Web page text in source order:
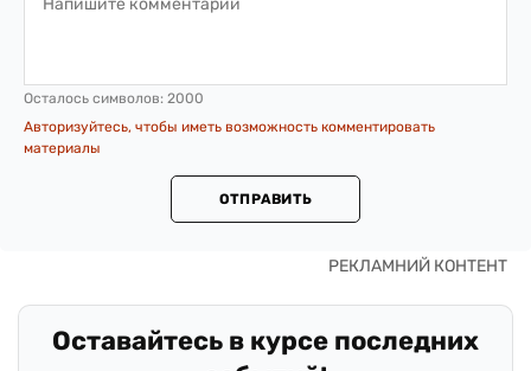
Осталось символов: 2000
Авторизуйтесь, чтобы иметь возможность комментировать
материалы
ОТПРАВИТЬ
Оставайтесь в курсе последних